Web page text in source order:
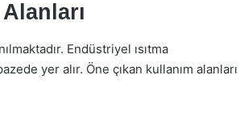
Endüstriyel ısıtma
yer alır. Öne çıkan kullanım alanları